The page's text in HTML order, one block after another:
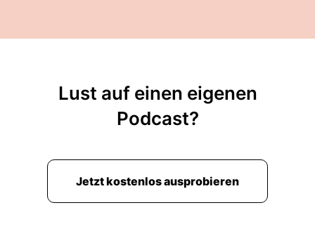
Lust auf einen eigenen
Podcast?
Jetzt kostenlos ausprobieren